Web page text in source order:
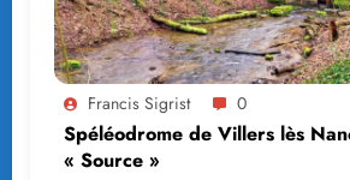
Francis Sigrist 0
Spéléodrome de Villers lès
« Source »